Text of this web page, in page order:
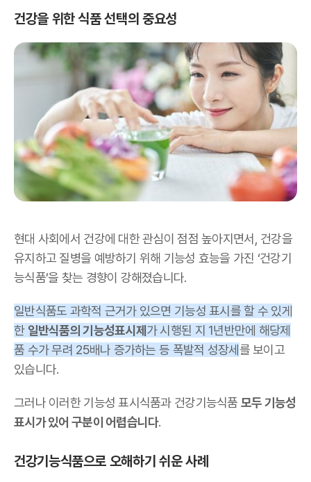
건강을 위한 식품 선택의 중요성
현대 사회에서 건강에 대한 관심이 점점 높아지면서, 건강을
유지하고 질병을 예방하기 위해 기능성 효능을 가진 ‘건강기
능식품’을 찾는 경향이 강해졌습니다.
일반식품도 과학적 근거가 있으면 기능성 표시를 할 수 있게
한 일반식품의 기능성표시제 가 시행된 지 1년반만에 해당제
품 수가 무려 25배나 증가하는 등 폭발적 성장세 를 보이고
있습니다.
그러나 이러한 기능성 표시식품과 건강기능식품 모두 기능성
표시가 있어 구분이 어렵습니다.
건강기능식품으로 오해하기 쉬운 사례